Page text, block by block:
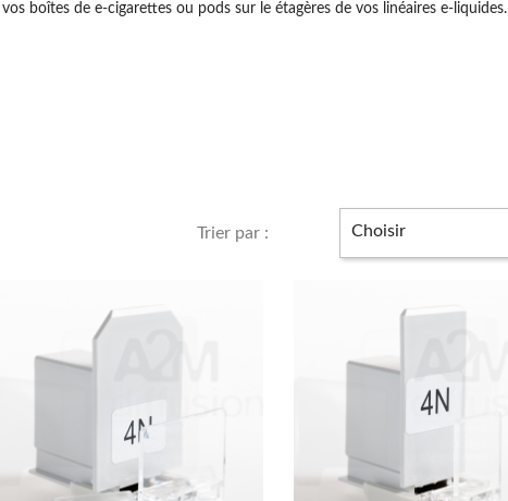
boîtes de e-cigarettes ou pods sur le étagères de vos linéaires e-liquides.
Trier par : Choisir